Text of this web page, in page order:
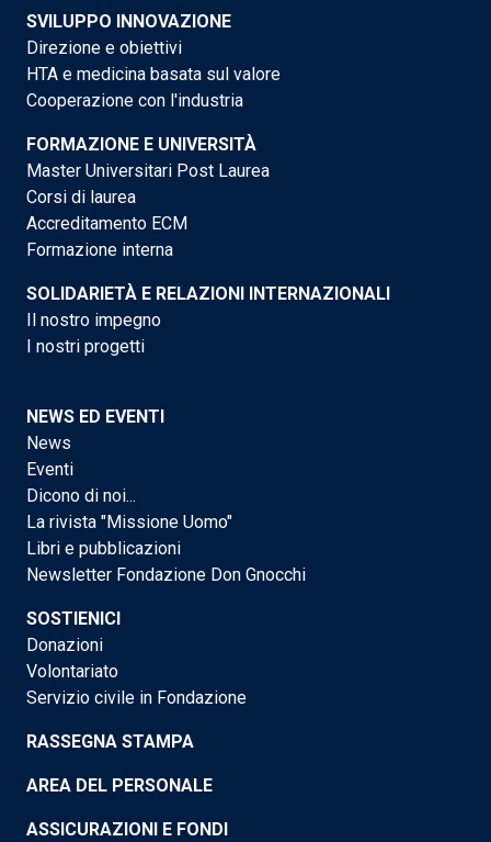
SVILUPPO INNOVAZIONE
Direzione e obiettivi
HTA e medicina basata sul valore
Cooperazione con l'industria
FORMAZIONE E UNIVERSITÀ
Master Universitari Post Laurea
Corsi di laurea
Accreditamento ECM
Formazione interna
SOLIDARIETÀ E RELAZIONI INTERNAZIONALI
Il nostro impegno
I nostri progetti
NEWS ED EVENTI
News
Eventi
Dicono di noi...
La rivista "Missione Uomo"
Libri e pubblicazioni
Newsletter Fondazione Don Gnocchi
SOSTIENICI
Donazioni
Volontariato
Servizio civile in Fondazione
RASSEGNA STAMPA
AREA DEL PERSONALE
ASSICURAZIONI E FONDI